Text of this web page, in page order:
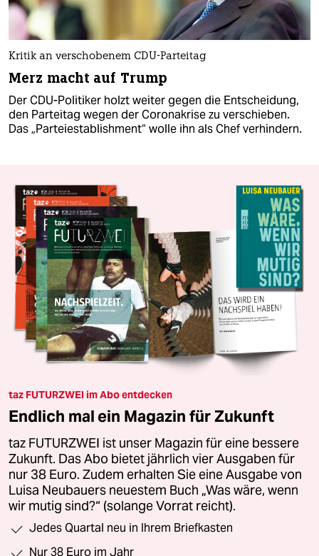
Kritik an verschobenem CDU-Parteitag
Merz macht auf Trump
Der CDU-Politiker holzt weiter gegen die Entscheidung,
den Parteitag wegen der Coronakrise zu verschieben.
Das „Parteiestablishment“ wolle ihn als Chef verhindern.
taz FUTURZWEI im Abo entdecken
Endlich mal ein Magazin für Zukunft
taz FUTURZWEI ist unser Magazin für eine bessere
Zukunft. Das Abo bietet jährlich vier Ausgaben für
nur 38 Euro. Zudem erhalten Sie eine Ausgabe von
Luisa Neubauers neuestem Buch „Was wäre, wenn
wir mutig sind?“ (solange Vorrat reicht).
Jedes Quartal neu in Ihrem Briefkasten
Nur 38 Euro im Jahr